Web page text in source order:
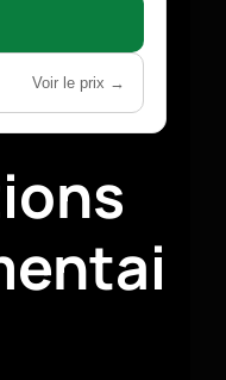
Voir le prix →